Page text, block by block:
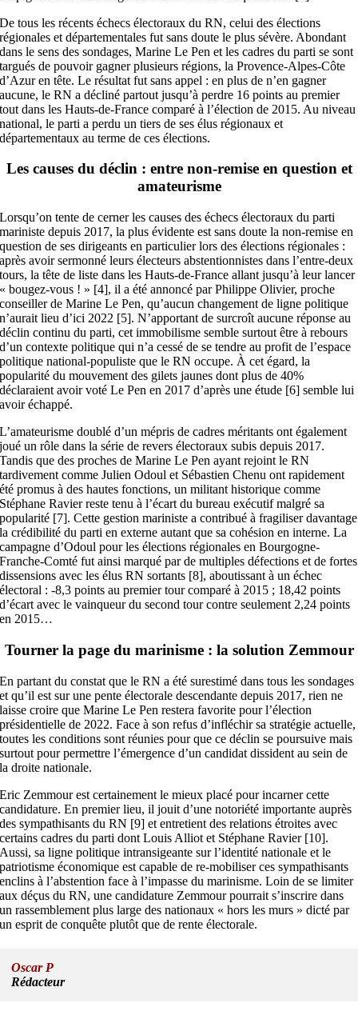
De tous les récents échecs électoraux du RN, celui des élections
régionales et départementales fut sans doute le plus sévère. Abondant
dans le sens des sondages, Marine Le Pen et les cadres du parti se sont
targués de pouvoir gagner plusieurs régions, la Provence-Alpes-Côte
d’Azur en tête. Le résultat fut sans appel : en plus de n’en gagner
aucune, le RN a décliné partout jusqu’à perdre 16 points au premier
tout dans les Hauts-de-France comparé à l’élection de 2015. Au niveau
national, le parti a perdu un tiers de ses élus régionaux et
départementaux au terme de ces élections.
Les causes du déclin : entre non-remise en question et
amateurisme
Lorsqu’on tente de cerner les causes des échecs électoraux du parti
mariniste depuis 2017, la plus évidente est sans doute la non-remise en
question de ses dirigeants en particulier lors des élections régionales :
après avoir sermonné leurs électeurs abstentionnistes dans l’entre-deux
tours, la tête de liste dans les Hauts-de-France allant jusqu’à leur lancer
« bougez-vous ! » [4], il a été annoncé par Philippe Olivier, proche
conseiller de Marine Le Pen, qu’aucun changement de ligne politique
n’aurait lieu d’ici 2022 [5]. N’apportant de surcroît aucune réponse au
déclin continu du parti, cet immobilisme semble surtout être à rebours
d’un contexte politique qui n’a cessé de se tendre au profit de l’espace
politique national-populiste que le RN occupe. À cet égard, la
popularité du mouvement des gilets jaunes dont plus de 40%
déclaraient avoir voté Le Pen en 2017 d’après une étude [6] semble lui
avoir échappé.
L’amateurisme doublé d’un mépris de cadres méritants ont également
joué un rôle dans la série de revers électoraux subis depuis 2017.
Tandis que des proches de Marine Le Pen ayant rejoint le RN
tardivement comme Julien Odoul et Sébastien Chenu ont rapidement
été promus à des hautes fonctions, un militant historique comme
Stéphane Ravier reste tenu à l’écart du bureau exécutif malgré sa
popularité [7]. Cette gestion mariniste a contribué à fragiliser davantage
la crédibilité du parti en externe autant que sa cohésion en interne. La
campagne d’Odoul pour les élections régionales en Bourgogne-
Franche-Comté fut ainsi marqué par de multiples défections et de fortes
dissensions avec les élus RN sortants [8], aboutissant à un échec
électoral : -8,3 points au premier tour comparé à 2015 ; 18,42 points
d’écart avec le vainqueur du second tour contre seulement 2,24 points
en 2015…
Tourner la page du marinisme : la solution Zemmour
En partant du constat que le RN a été surestimé dans tous les sondages
et qu’il est sur une pente électorale descendante depuis 2017, rien ne
laisse croire que Marine Le Pen restera favorite pour l’élection
présidentielle de 2022. Face à son refus d’infléchir sa stratégie actuelle,
toutes les conditions sont réunies pour que ce déclin se poursuive mais
surtout pour permettre l’émergence d’un candidat dissident au sein de
la droite nationale.
Eric Zemmour est certainement le mieux placé pour incarner cette
candidature. En premier lieu, il jouit d’une notoriété importante auprès
des sympathisants du RN [9] et entretient des relations étroites avec
certains cadres du parti dont Louis Alliot et Stéphane Ravier [10].
Aussi, sa ligne politique intransigeante sur l’identité nationale et le
patriotisme économique est capable de re-mobiliser ces sympathisants
enclins à l’abstention face à l’impasse du marinisme. Loin de se limiter
aux déçus du RN, une candidature Zemmour pourrait s’inscrire dans
un rassemblement plus large des nationaux « hors les murs » dicté par
un esprit de conquête plutôt que de rente électorale.
Oscar P
Rédacteur